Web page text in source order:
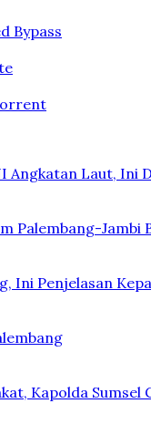
Bypass
Angkatan Laut, Ini
Palembang-Jambi
Ini Penjelasan
Kapolda Sumsel